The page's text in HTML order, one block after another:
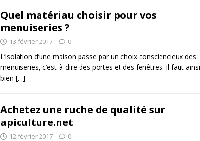
Quel matériau choisir pour vos
menuiseries ?
13 février 2017 0
L’isolation d’une maison passe par un choix consciencieux des
menuiseries, c’est-à-dire des portes et des fenêtres. Il faut ainsi
bien […]
Achetez une ruche de qualité sur
apiculture.net
12 février 2017 0